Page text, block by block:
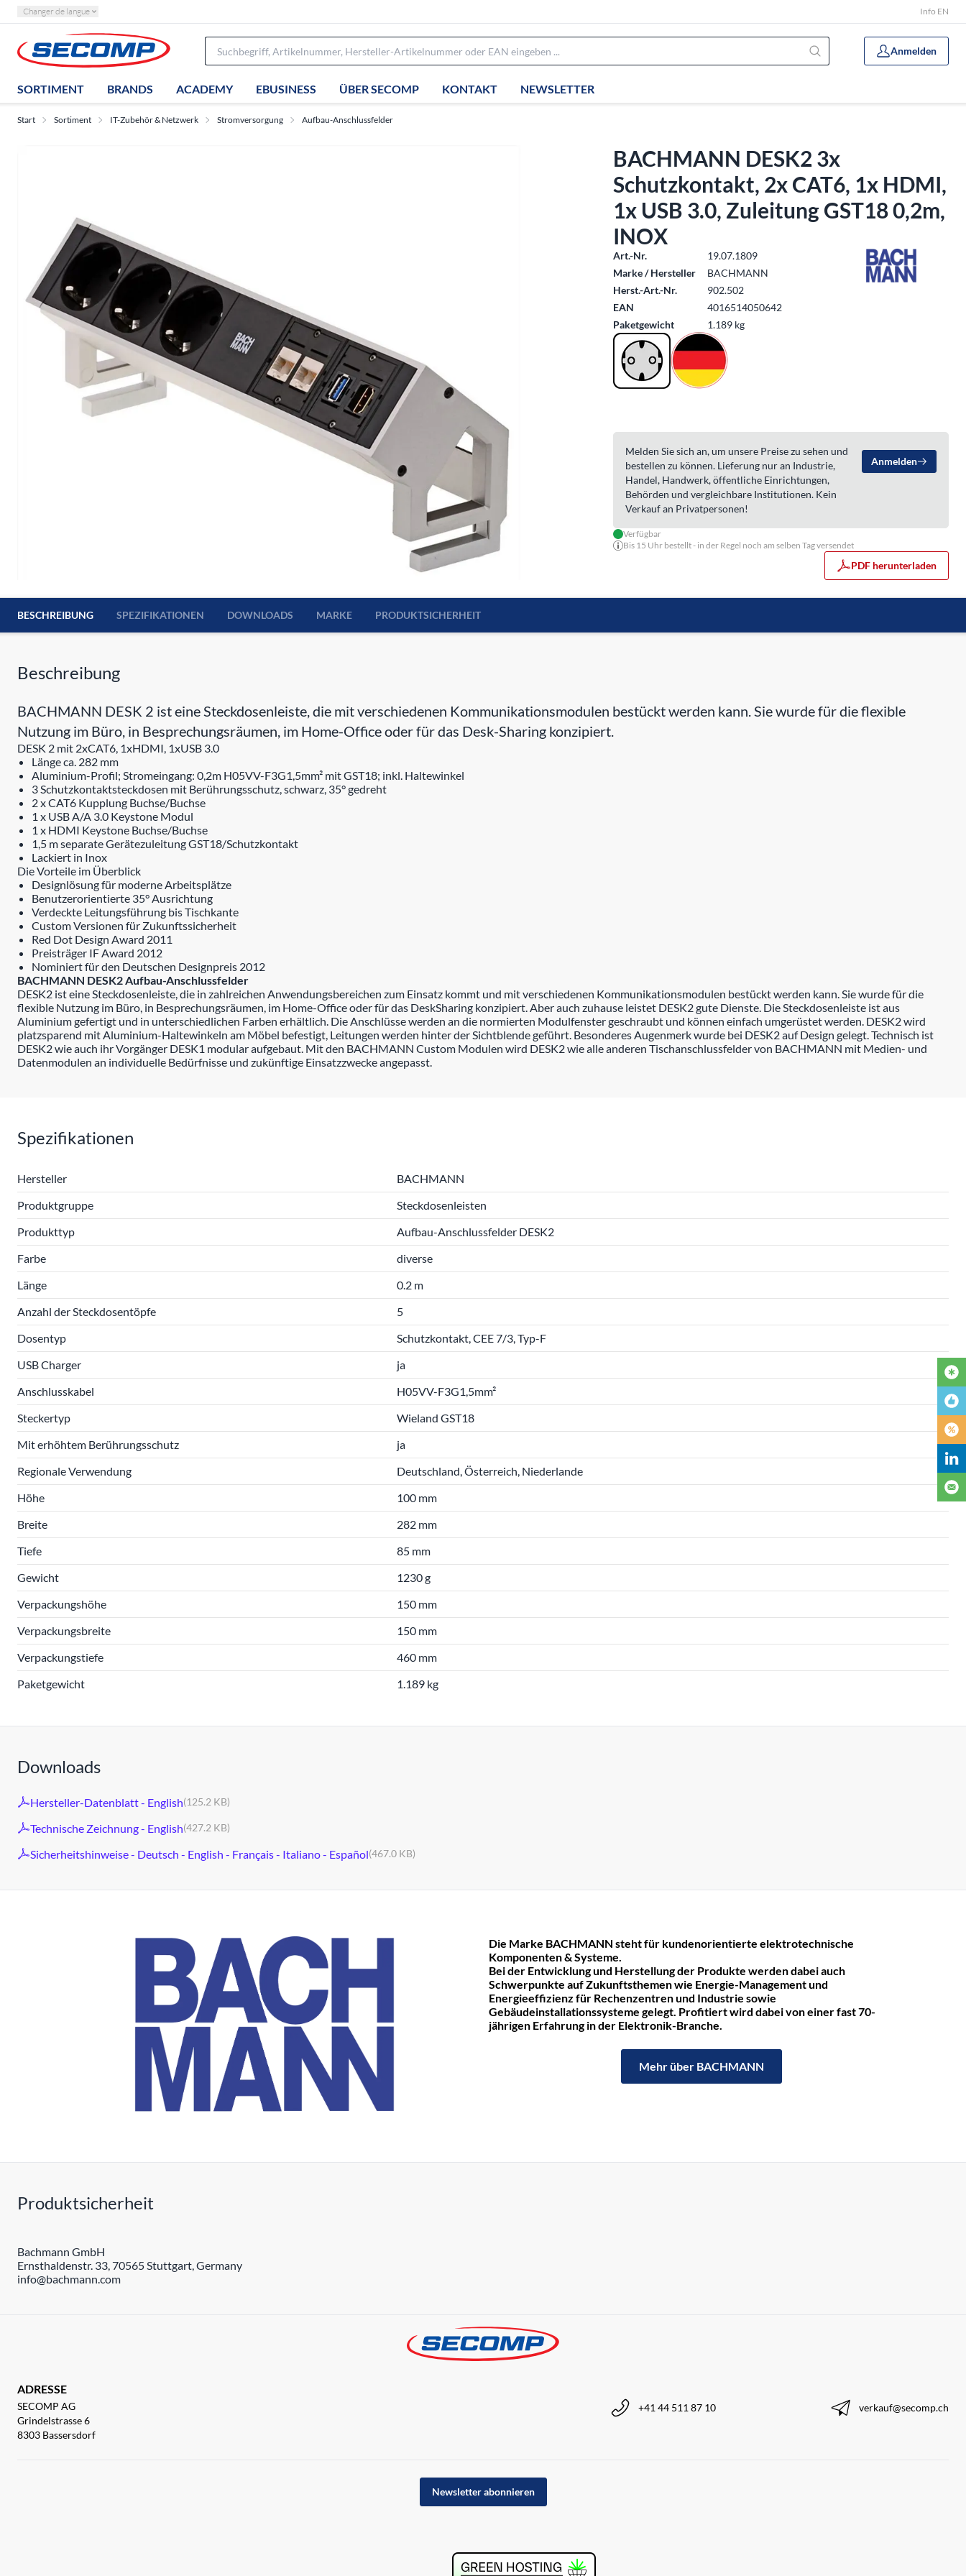
Changer de langue Info EN
Anmelden
SORTIMENT BRANDS ACADEMY EBUSINESS ÜBER SECOMP KONTAKT NEWSLETTER
Start Sortiment IT-Zubehör & Netzwerk Stromversorgung Aufbau-Anschlussfelder
BACHMANN DESK2 3x
Schutzkontakt, 2x CAT6, 1x HDMI,
1x USB 3.0, Zuleitung GST18 0,2m,
INOX
Art.-Nr.
19.07.1809
Marke / Hersteller
BACHMANN
Herst.-Art.-Nr.
902.502
EAN
4016514050642
Paketgewicht
1.189 kg
Melden Sie sich an, um unsere Preise zu sehen und
bestellen zu können. Lieferung nur an Industrie,
Handel, Handwerk, öffentliche Einrichtungen,
Behörden und vergleichbare Institutionen. Kein
Verkauf an Privatpersonen!
Anmelden
Verfügbar
Bis 15 Uhr bestellt - in der Regel noch am selben Tag versendet
PDF herunterladen
BESCHREIBUNG SPEZIFIKATIONEN DOWNLOADS MARKE PRODUKTSICHERHEIT
Beschreibung
BACHMANN DESK 2 ist eine Steckdosenleiste, die mit verschiedenen Kommunikationsmodulen bestückt werden kann. Sie wurde für die flexible
Nutzung im Büro, in Besprechungsräumen, im Home-Office oder für das Desk-Sharing konzipiert.
DESK 2 mit 2xCAT6, 1xHDMI, 1xUSB 3.0
Länge ca. 282 mm
Aluminium-Profil; Stromeingang: 0,2m H05VV-F3G1,5mm² mit GST18; inkl. Haltewinkel
3 Schutzkontaktsteckdosen mit Berührungsschutz, schwarz, 35° gedreht
2 x CAT6 Kupplung Buchse/Buchse
1 x USB A/A 3.0 Keystone Modul
1 x HDMI Keystone Buchse/Buchse
1,5 m separate Gerätezuleitung GST18/Schutzkontakt
Lackiert in Inox
Die Vorteile im Überblick
Designlösung für moderne Arbeitsplätze
Benutzerorientierte 35° Ausrichtung
Verdeckte Leitungsführung bis Tischkante
Custom Versionen für Zukunftssicherheit
Red Dot Design Award 2011
Preisträger IF Award 2012
Nominiert für den Deutschen Designpreis 2012
BACHMANN DESK2 Aufbau-Anschlussfelder
DESK2 ist eine Steckdosenleiste, die in zahlreichen Anwendungsbereichen zum Einsatz kommt und mit verschiedenen Kommunikationsmodulen bestückt werden kann. Sie wurde für die
flexible Nutzung im Büro, in Besprechungsräumen, im Home-Office oder für das DeskSharing konzipiert. Aber auch zuhause leistet DESK2 gute Dienste. Die Steckdosenleiste ist aus
Aluminium gefertigt und in unterschiedlichen Farben erhältlich. Die Anschlüsse werden an die normierten Modulfenster geschraubt und können einfach umgerüstet werden. DESK2 wird
platzsparend mit Aluminium-Haltewinkeln am Möbel befestigt, Leitungen werden hinter der Sichtblende geführt. Besonderes Augenmerk wurde bei DESK2 auf Design gelegt. Technisch ist
DESK2 wie auch ihr Vorgänger DESK1 modular aufgebaut. Mit den BACHMANN Custom Modulen wird DESK2 wie alle anderen Tischanschlussfelder von BACHMANN mit Medien- und
Datenmodulen an individuelle Bedürfnisse und zukünftige Einsatzzwecke angepasst.
Spezifikationen
Hersteller
BACHMANN
Produktgruppe
Steckdosenleisten
Produkttyp
Aufbau-Anschlussfelder DESK2
Farbe
diverse
Länge
0.2 m
Anzahl der Steckdosentöpfe
5
Dosentyp
Schutzkontakt, CEE 7/3, Typ-F
USB Charger
ja
Anschlusskabel
H05VV-F3G1,5mm²
Steckertyp
Wieland GST18
Mit erhöhtem Berührungsschutz
ja
Regionale Verwendung
Deutschland, Österreich, Niederlande
Höhe
100 mm
Breite
282 mm
Tiefe
85 mm
Gewicht
1230 g
Verpackungshöhe
150 mm
Verpackungsbreite
150 mm
Verpackungstiefe
460 mm
Paketgewicht
1.189 kg
Downloads
Hersteller-Datenblatt - English(125.2 KB)
Technische Zeichnung - English(427.2 KB)
Sicherheitshinweise - Deutsch - English - Français - Italiano - Español(467.0 KB)
Die Marke BACHMANN steht für kundenorientierte elektrotechnische
Komponenten & Systeme.
Bei der Entwicklung und Herstellung der Produkte werden dabei auch
Schwerpunkte auf Zukunftsthemen wie Energie-Management und
Energieeffizienz für Rechenzentren und Industrie sowie
Gebäudeinstallationssysteme gelegt. Profitiert wird dabei von einer fast 70-
jährigen Erfahrung in der Elektronik-Branche.
Mehr über BACHMANN
Produktsicherheit
Bachmann GmbH
Ernsthaldenstr. 33, 70565 Stuttgart, Germany
info@bachmann.com
ADRESSE
SECOMP AG
Grindelstrasse 6
8303 Bassersdorf
+41 44 511 87 10 verkauf@secomp.ch
Newsletter abonnieren